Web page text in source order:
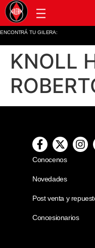
ENCONTRÁ TU GILERA:
KNOLL
Conocenos
Novedades
Post venta y
Concesionarios